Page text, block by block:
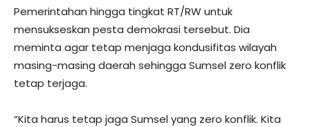
Pemerintahan hingga tingkat RT/RW untuk
mensukseskan pesta demokrasi tersebut. Dia
meminta agar tetap menjaga kondusifitas wilayah
masing-masing daerah sehingga Sumsel zero konflik
tetap terjaga.
“Kita harus tetap jaga Sumsel yang zero konflik. Kita